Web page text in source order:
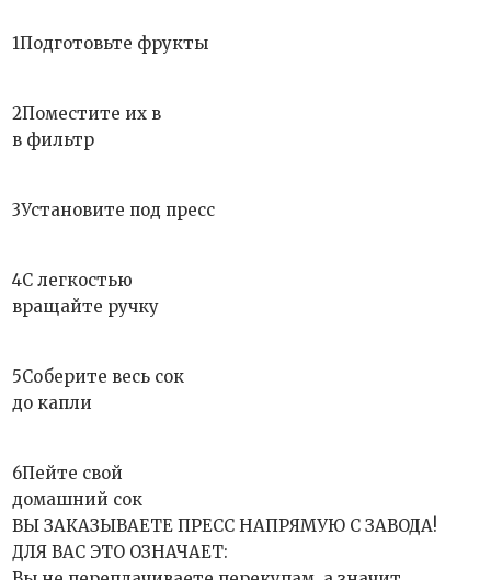
1Подготовьте фрукты
2Поместите их в
в фильтр
3Установите под пресс
4С легкостью
вращайте ручку
5Соберите весь сок
до капли
6Пейте свой
домашний сок
ВЫ ЗАКАЗЫВАЕТЕ ПРЕСС НАПРЯМУЮ С ЗАВОДА!
ДЛЯ ВАС ЭТО ОЗНАЧАЕТ: